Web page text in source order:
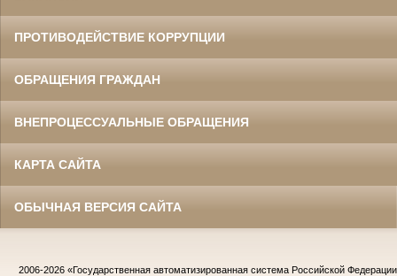
ПРОТИВОДЕЙСТВИЕ КОРРУПЦИИ
ОБРАЩЕНИЯ ГРАЖДАН
ВНЕПРОЦЕССУАЛЬНЫЕ ОБРАЩЕНИЯ
КАРТА САЙТА
ОБЫЧНАЯ ВЕРСИЯ САЙТА
2006-2026 «Государственная автоматизированная система Российской